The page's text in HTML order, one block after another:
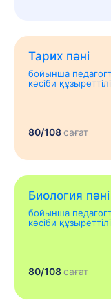
Тарих пәні
бойынша
кәсіби
80/108сағат
Биология пәні
бойынша
кәсіби
80/108сағат